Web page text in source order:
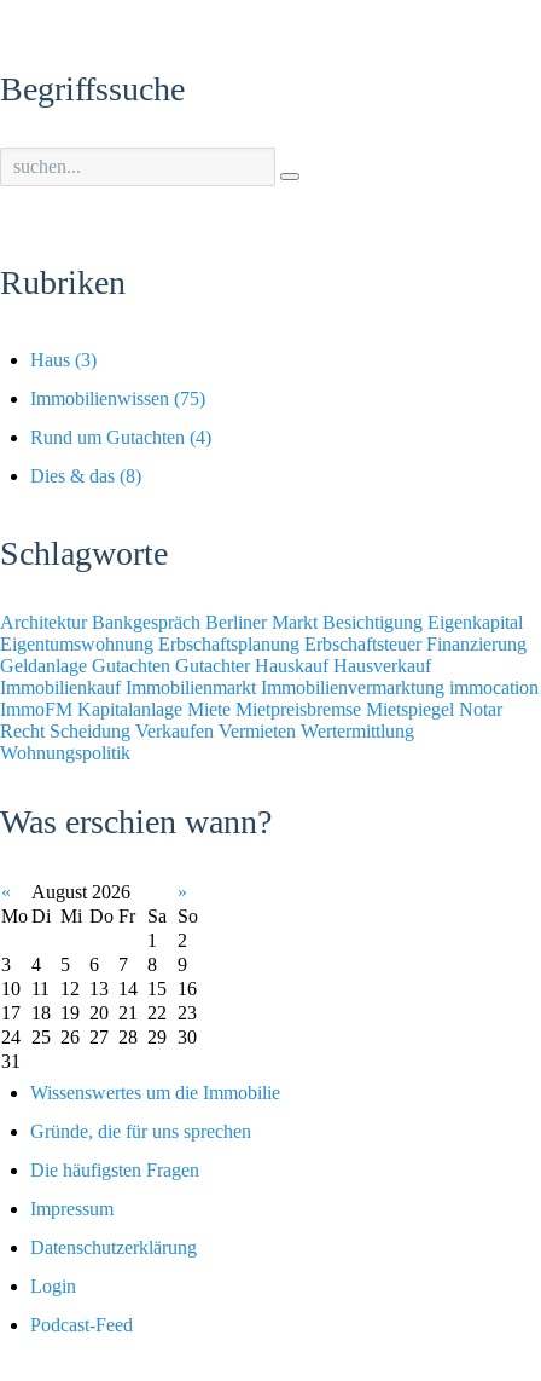
Begriffssuche
Rubriken
Haus (3)
Immobilienwissen (75)
Rund um Gutachten (4)
Dies & das (8)
Schlagworte
ArchitekturBankgespräch Berliner Markt Besichtigung Eigenkapital
Eigentumswohnung Erbschaftsplanung ErbschaftsteuerFinanzierung
Geldanlage Gutachten GutachterHauskaufHausverkauf
ImmobilienkaufImmobilienmarkt Immobilienvermarktung immocation
ImmoFM Kapitalanlage Miete Mietpreisbremse Mietspiegel Notar
Recht Scheidung Verkaufen Vermieten Wertermittlung
Wohnungspolitik
Was erschien wann?
« August 2026
»
MoDi Mi Do Fr Sa
So
1
2
3
4 5 6 7 8
9
10 11 12 13 14 15 16
17 18 19 20 21 22
23
24 25 26 27 28 29 30
31
Wissenswertes um die Immobilie
Gründe, die für uns sprechen
Die häufigsten Fragen
Impressum
Datenschutzerklärung
Login
Podcast-Feed